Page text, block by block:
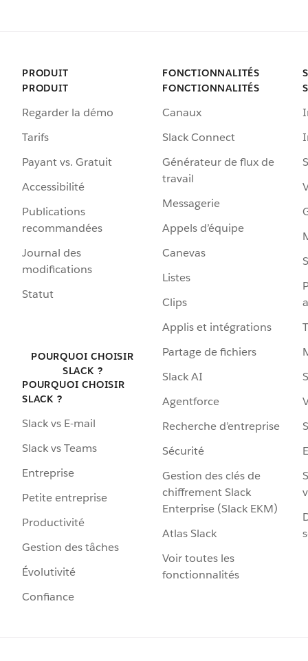
PRODUIT
PRODUIT
Regarder la démo
Tarifs
Payant vs. Gratuit
Accessibilité
Publications
recommandées
Journal des
modifications
Statut
POURQUOI CHOISIR
SLACK ?
POURQUOI CHOISIR
SLACK ?
Slack vs E-mail
Slack vs Teams
Entreprise
Petite entreprise
Productivité
Gestion des tâches
Évolutivité
Confiance
FONCTIONNALITÉS
FONCTIONNALITÉS
Canaux
Slack Connect
Générateur de flux de
travail
Messagerie
Appels d’équipe
Canevas
Listes
Clips
Applis et intégrations
Partage de fichiers
Slack AI
Agentforce
Recherche d’entreprise
Sécurité
Gestion des clés de
chiffrement Slack
Enterprise (Slack EKM)
Atlas Slack
Voir toutes les
fonctionnalités